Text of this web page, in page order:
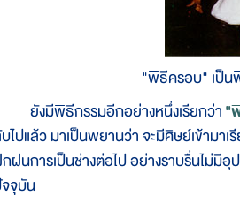
"พิธีครอบ" เป็น
ยังมีพิธีกรรมอีกอย่างหนึ่งเรียกว่า"
ไปแล้ว มาเป็นพยานว่า จะมีศิษย์เข้ามาเ
ฝนการเป็นช่างต่อไป อย่างราบรื่นไม่มี
จุบัน